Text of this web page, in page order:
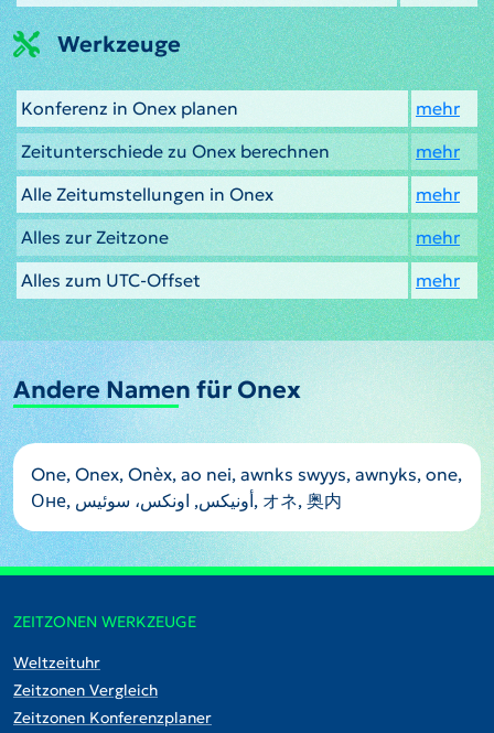
Werkzeuge
Konferenz in Onex planen
mehr
Zeitunterschiede zu Onex berechnen
mehr
Alle Zeitumstellungen in Onex
mehr
Alles zur Zeitzone
mehr
Alles zum UTC-Offset
mehr
Andere Namen für Onex
One, Onex, Onèx, ao nei, awnks swyys, awnyks, one,
Оне, أونيكس, اونکس، سوئیس, オネ, 奥内
ZEITZONEN WERKZEUGE
Weltzeituhr
Zeitzonen Vergleich
Zeitzonen Konferenzplaner